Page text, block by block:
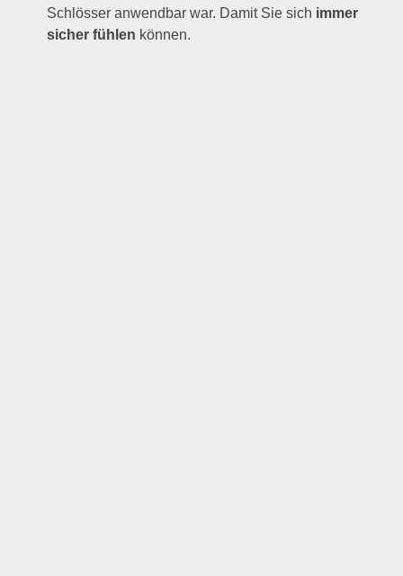
Schlösser anwendbar war. Damit Sie sich immer
sicher fühlen können.